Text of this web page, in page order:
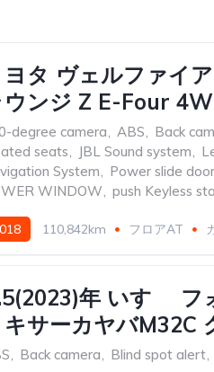
ヨタ ヴェルファイ
ウンジ Z E-Four
degree camera, ABS, Back
seats, JBL Sound system,
System, Power slide
WINDOW, push Keyless
110,842km フロアAT
年 いすゞ フ
キサーカヤバM32C
, Back camera, Blind spot alert,